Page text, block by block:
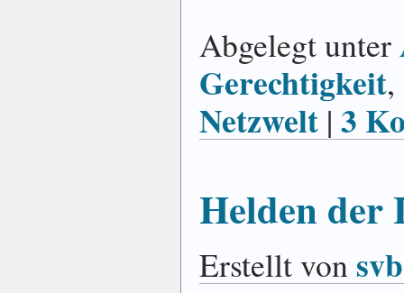
Abgelegt unter
Gerechtigkeit,
Netzwelt | 3
Helden
Erstellt vonsvb